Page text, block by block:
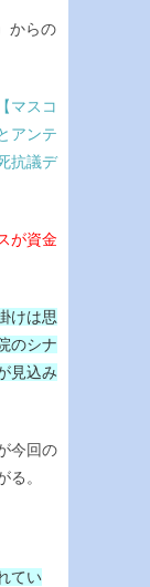
からの
マスコ
アンテ
抗議デ
が資金
けは思
のシナ
見込み
今回の
。
てい